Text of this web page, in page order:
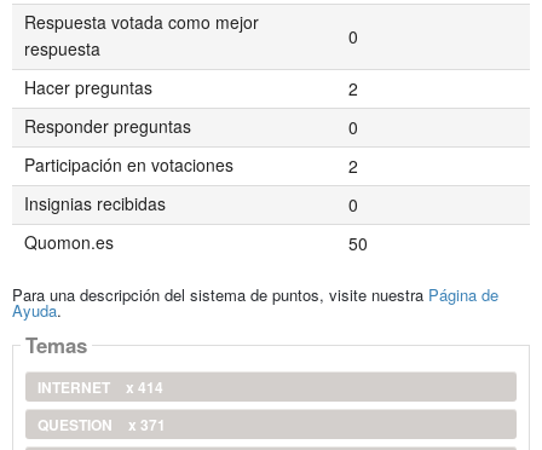
Respuesta votada como mejor
respuesta
0
Hacer preguntas
2
Responder preguntas
0
Participación en votaciones
2
Insignias recibidas
0
Quomon.es
50
Para una descripción del sistema de puntos, visite nuestra Página de
Ayuda.
Temas
INTERNET
x 414
QUESTION
x 371